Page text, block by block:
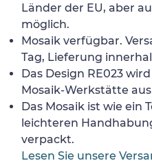
Länder der EU, aber
möglich.
Mosaik verfügbar.
Tag, Lieferung
Das Design RE023
Mosaik-Werkstätte
Das Mosaik ist wie ein
leichteren
verpackt.
Lesen Sie unsere